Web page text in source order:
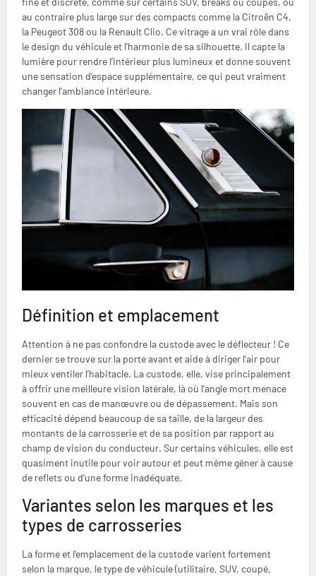
au contraire plus large sur des compacts comme la Citroën C4,
la Peugeot 308 ou la Renault Clio. Ce vitrage a un vrai rôle dans
le design du véhicule et l’harmonie de sa silhouette. Il capte la
lumière pour rendre l’intérieur plus lumineux et donne souvent
une sensation d’espace supplémentaire, ce qui peut vraiment
changer l’ambiance intérieure.
Définition et emplacement
Attention à ne pas confondre la custode avec le déflecteur ! Ce
dernier se trouve sur la porte avant et aide à diriger l’air pour
mieux ventiler l’habitacle. La custode, elle, vise principalement
à offrir une meilleure vision latérale, là où l’angle mort menace
souvent en cas de manœuvre ou de dépassement. Mais son
efficacité dépend beaucoup de sa taille, de la largeur des
montants de la carrosserie et de sa position par rapport au
champ de vision du conducteur. Sur certains véhicules, elle est
quasiment inutile pour voir autour et peut même gêner à cause
de reflets ou d’une forme inadéquate.
Variantes selon les marques et les
types de carrosseries
La forme et l’emplacement de la custode varient fortement
selon la marque, le type de véhicule (utilitaire, SUV, coupé,